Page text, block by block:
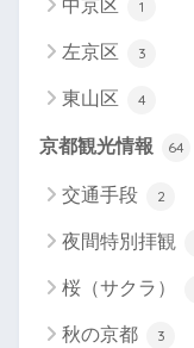
中京区 1
左京区 3
東山区 4
京都観光情報 64
交通手段 2
夜間特別拝観
桜（サクラ）
秋の京都 3